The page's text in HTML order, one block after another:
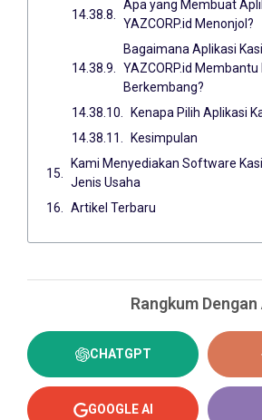
Apa yang Membuat
YAZCORP.id Menonjol?
Bagaimana Aplikasi
YAZCORP.id
Berkembang?
Kenapa Pilih Aplikasi
Kesimpulan
Kami Menyediakan Software
Jenis Usaha
Artikel Terbaru
Rangkum Dengan
CHATGPT
GOOGLE AI